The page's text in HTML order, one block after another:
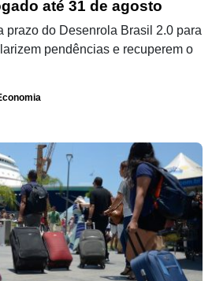
até 31 de agosto
prazo do Desenrola Brasil 2.0 para
pendências e recuperem o